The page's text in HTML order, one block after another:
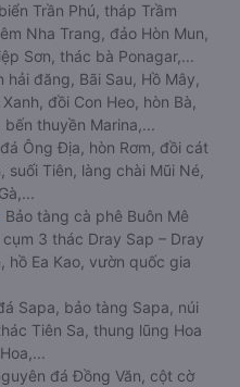
Trần Phú, tháp Trầm
Nha Trang, đảo Hòn Mun,
Sơn, thác bà Ponagar,...
hải đăng, Bãi Sau, Hồ Mây,
đồi Con Heo, hòn Bà,
thuyền Marina,...
Ông Địa, hòn Rơm, đồi cát
suối Tiên, làng chài Mũi Né,
Bảo tàng cà phê Buôn Mê
3 thác Dray Sap – Dray
hồ Ea Kao, vườn quốc gia
Sapa, bảo tàng Sapa, núi
Tiên Sa, thung lũng Hoa
đá Đồng Văn, cột cờ